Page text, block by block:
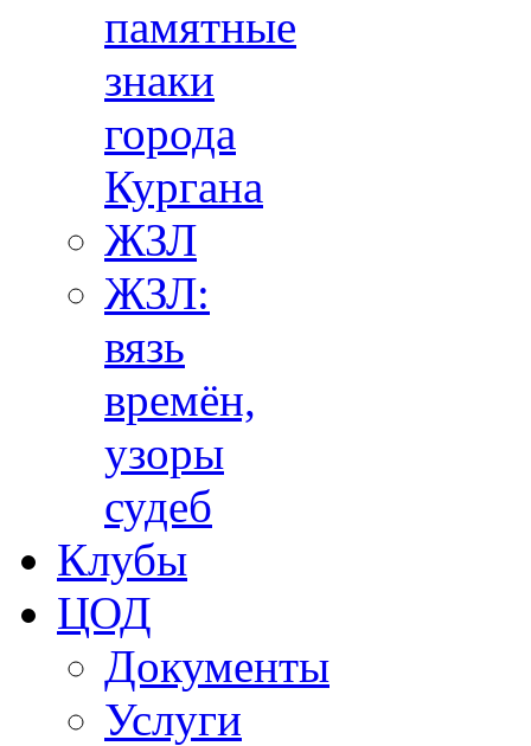
памятные
знаки
города
Кургана
ЖЗЛ
ЖЗЛ:
вязь
времён,
узоры
судеб
Клубы
ЦОД
Документы
Услуги